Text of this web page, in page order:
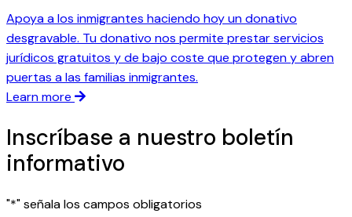
o
y
l
e
r
h
b
e
s
Apoya a los inmigrantes haciendo hoy un donativo
desgravable. Tu donativo nos permite prestar servicios
jurídicos gratuitos y de bajo coste que protegen y abren
puertas a las familias inmigrantes.
Learn more
Inscríbase a nuestro boletín
informativo
"*" señala los campos obligatorios